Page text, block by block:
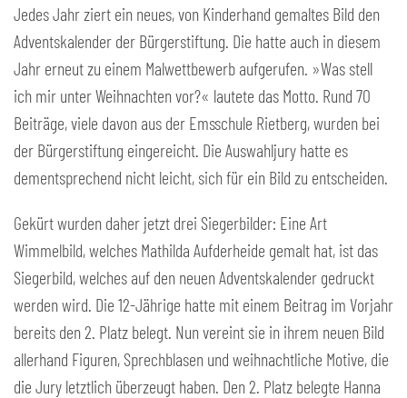
Jedes Jahr ziert ein neues, von Kinderhand gemaltes Bild den
Adventskalender der Bürgerstiftung. Die hatte auch in diesem
Jahr erneut zu einem Malwettbewerb aufgerufen. »Was stell
ich mir unter Weihnachten vor?« lautete das Motto. Rund 70
Beiträge, viele davon aus der Emsschule Rietberg, wurden bei
der Bürgerstiftung eingereicht. Die Auswahljury hatte es
dementsprechend nicht leicht, sich für ein Bild zu entscheiden.
Gekürt wurden daher jetzt drei Siegerbilder: Eine Art
Wimmelbild, welches Mathilda Aufderheide gemalt hat, ist das
Siegerbild, welches auf den neuen Adventskalender gedruckt
werden wird. Die 12-Jährige hatte mit einem Beitrag im Vorjahr
bereits den 2. Platz belegt. Nun vereint sie in ihrem neuen Bild
allerhand Figuren, Sprechblasen und weihnachtliche Motive, die
die Jury letztlich überzeugt haben. Den 2. Platz belegte Hanna